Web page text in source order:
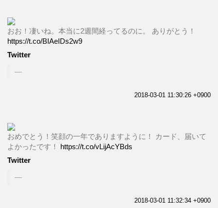
おお！凄いね。本当に2週間経ってるのに。 ありがとう！
https://t.co/BIAeIDs2w9
Twitter
2018-03-01 11:30:26 +0900
おめでとう！笑顔の一年でありますように！ カード、届いて
よかったです！ https://t.co/vLijAcYBds
Twitter
2018-03-01 11:32:34 +0900